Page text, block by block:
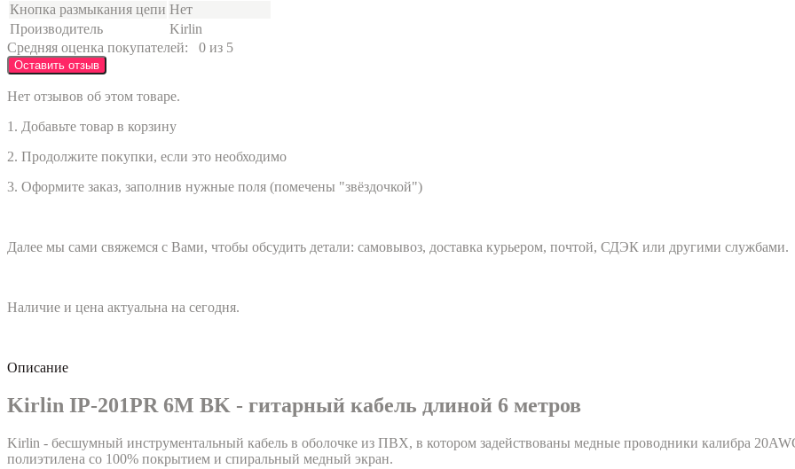
Кнопка размыкания цепи Нет
Производитель
Kirlin
Средняя оценка покупателей:
0 из 5
Оставить отзыв
Нет отзывов об этом товаре.
1. Добавьте товар в корзину
2. Продолжите покупки, если это необходимо
3. Оформите заказ, заполнив нужные поля (помечены "звёздочкой")
Далее мы сами свяжемся с Вами, чтобы обсудить детали: самовывоз, доставка курьером, почтой, СДЭК или другими службами.
Наличие и цена актуальна на сегодня.
Описание
Kirlin IP-201PR 6M BK - гитарный кабель длиной 6 метров
Kirlin - бесшумный инструментальный кабель в оболочке из ПВХ, в котором задействованы медные проводники калибра
полиэтилена со 100% покрытием и спиральный медный экран.